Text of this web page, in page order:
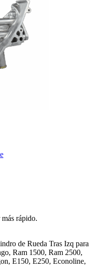
rápido.
de Rueda Tras Izq para
Ram 1500, Ram 2500,
E150, E250, Econoline,